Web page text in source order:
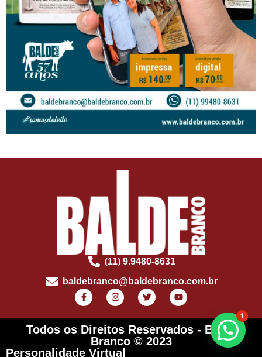
(11) 9.9480-8631
baldebranco@baldebranco.com.br
Todos os Direitos Reservados - Balde
Branco © 2023
Personalidade Virtual
1